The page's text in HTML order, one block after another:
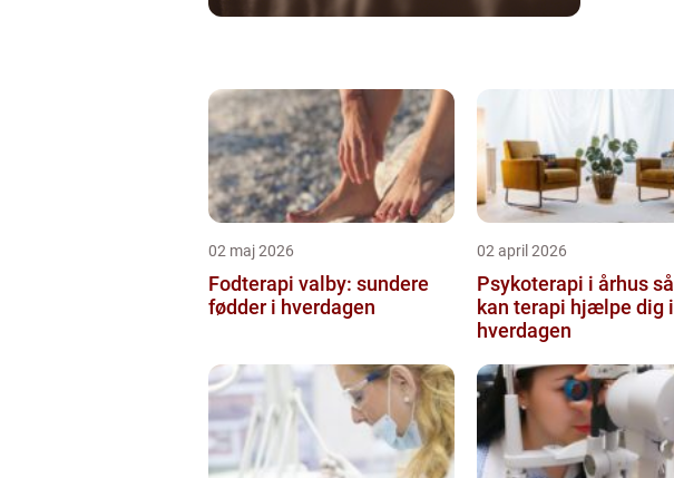
02 maj 2026
Fodterapi valby: sundere
fødder i hverdagen
02 april 2026
Psykoterapi i århus sådan
kan terapi hjælpe dig i
hverdagen